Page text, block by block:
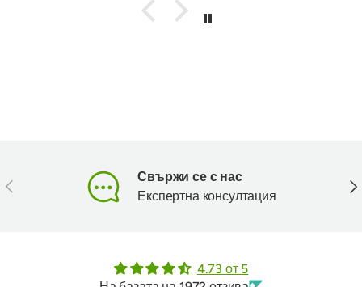
Предишен
Свържи се с нас
Експертна консултация
4.73 от 5